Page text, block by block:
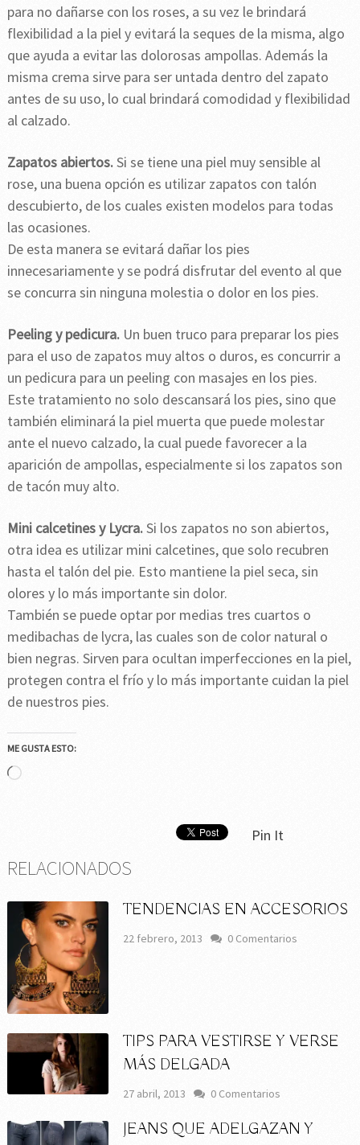
para no dañarse con los roses, a su vez le brindará
flexibilidad a la piel y evitará la seques de la misma, algo
que ayuda a evitar las dolorosas ampollas. Además la
misma crema sirve para ser untada dentro del zapato
antes de su uso, lo cual brindará comodidad y flexibilidad
al calzado.
Zapatos abiertos.Si se tiene una piel muy sensible al
rose, una buena opción es utilizar zapatos con talón
descubierto, de los cuales existen modelos para todas
las ocasiones.
De esta manera se evitará dañar los pies
innecesariamente y se podrá disfrutar del evento al que
se concurra sin ninguna molestia o dolor en los pies.
Peeling y pedicura. Un buen truco para preparar los pies
para el uso de zapatos muy altos o duros, es concurrir a
un pedicura para un peeling con masajes en los pies.
Este tratamiento no solo descansará los pies, sino que
también eliminará la piel muerta que puede molestar
ante el nuevo calzado, la cual puede favorecer a la
aparición de ampollas, especialmente si los zapatos son
de tacón muy alto.
Mini calcetines y Lycra.Si los zapatos no son abiertos,
otra idea es utilizar mini calcetines, que solo recubren
hasta el talón del pie. Esto mantiene la piel seca, sin
olores y lo más importante sin dolor.
También se puede optar por medias tres cuartos o
medibachas de lycra, las cuales son de color natural o
bien negras. Sirven para ocultan imperfecciones en la piel,
protegen contra el frío y lo más importante cuidan la piel
de nuestros pies.
ME GUSTA ESTO:
Cargando...
Pin It
RELACIONADOS
TENDENCIAS EN ACCESORIOS
22 febrero, 2013 0 Comentarios
TIPS PARA VESTIRSE Y VERSE
MÁS DELGADA
27 abril, 2013 0 Comentarios
JEANS QUE ADELGAZAN Y